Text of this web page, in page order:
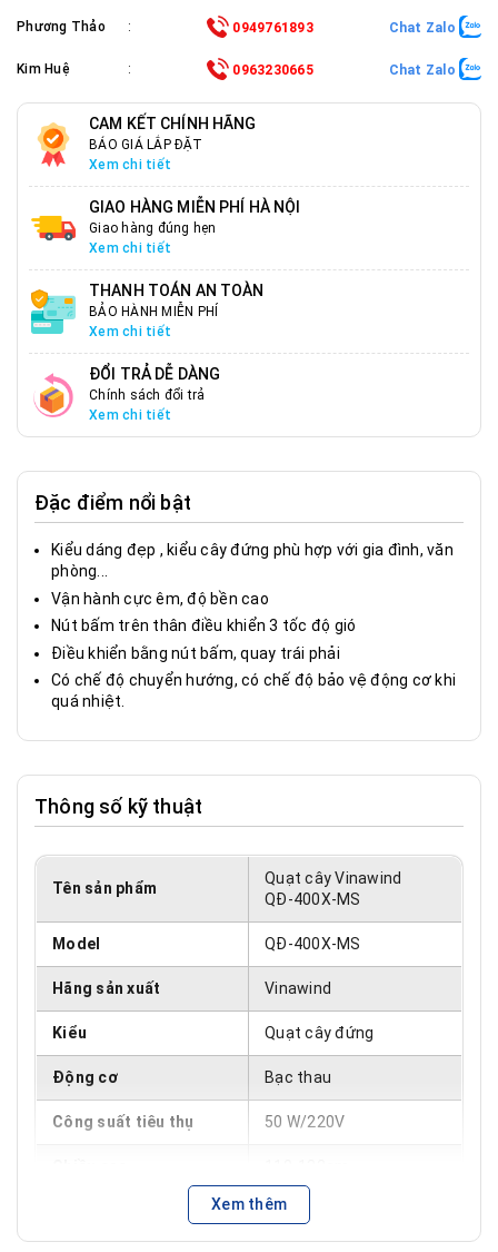
Phương Thảo : 0949761893 Chat Zalo
Kim Huệ : 0963230665 Chat Zalo
CAM KẾT CHÍNH HÃNG
BÁO GIÁ LẮP ĐẶT
Xem chi tiết
GIAO HÀNG MIỄN PHÍ HÀ NỘI
Giao hàng đúng hẹn
Xem chi tiết
THANH TOÁN AN TOÀN
BẢO HÀNH MIỄN PHÍ
Xem chi tiết
ĐỔI TRẢ DỄ DÀNG
Chính sách đổi trả
Xem chi tiết
Đặc điểm nổi bật
Kiểu dáng đẹp , kiểu cây đứng phù hợp với gia đình, văn
phòng...
Vận hành cực êm, độ bền cao
Nút bấm trên thân điều khiển 3 tốc độ gió
Điều khiển bằng nút bấm, quay trái phải
Có chế độ chuyển hướng, có chế độ bảo vệ động cơ khi
quá nhiệt.
Thông số kỹ thuật
Tên sản phẩm
Quạt cây Vinawind
QĐ-400X-MS
Model QĐ-400X-MS
Hãng sản xuất Vinawind
Kiểu Quạt cây đứng
Động cơ Bạc thau
Công suất tiêu thụ 50 W/220V
Ghi xám
Xem thêm